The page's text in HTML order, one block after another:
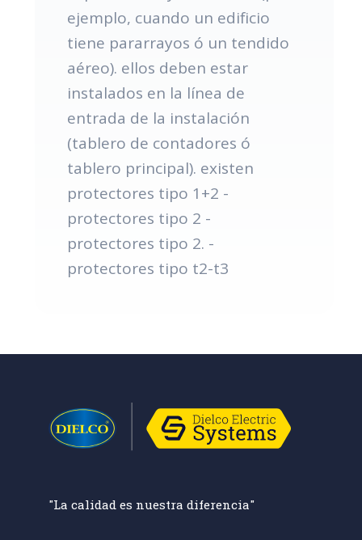
ejemplo, cuando un edificio
tiene pararrayos ó un tendido
aéreo). ellos deben estar
instalados en la línea de
entrada de la instalación
(tablero de contadores ó
tablero principal). existen
protectores tipo 1+2 -
protectores tipo 2 -
protectores tipo 2. -
protectores tipo t2-t3
"La calidad es nuestra diferencia"